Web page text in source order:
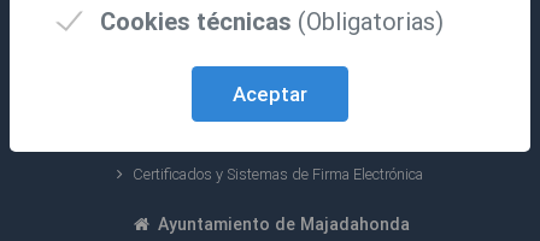
Contacto
FAQ
Certificados y Sistemas de Firma Electrónica
Ayuntamiento de Majadahonda
Cookies técnicas (Obligatorias)
Aceptar